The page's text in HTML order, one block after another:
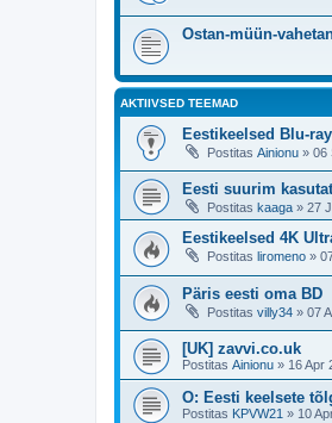
Ostan-müün-
AKTIIVSED TEEMAD
Eestikeelsed Blu-
Postitas Ainionu » 06
Eesti suurim
Postitas kaaga » 27
Eestikeelsed 4K
Postitas liromeno »
Päris eesti oma BD
Postitas villy34 » 07
[UK] zavvi.co.uk
Postitas Ainionu » 16 Apr
O: Eesti keelsete
Postitas KPVW21 » 10